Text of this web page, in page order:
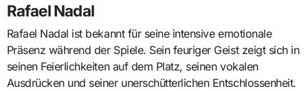
Rafael Nadal
Rafael Nadal ist bekannt für seine intensive emotionale
Präsenz während der Spiele. Sein feuriger Geist zeigt sich in
seinen Feierlichkeiten auf dem Platz, seinen vokalen
Ausdrücken und seiner unerschütterlichen Entschlossenheit.